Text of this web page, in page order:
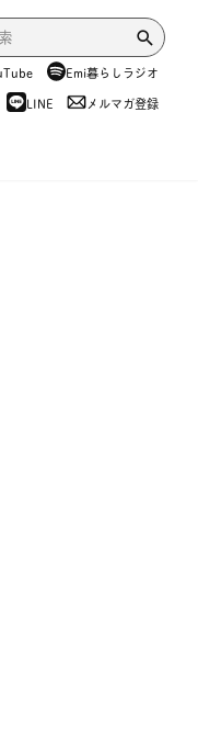
Emi暮らしラジオ
LINE メルマガ登録